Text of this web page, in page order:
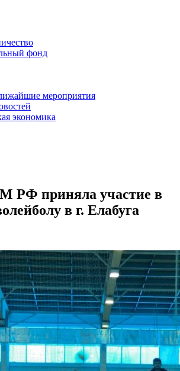
фонд
мероприятия
экономика
РФ приняла участие в
в г. Елабуга